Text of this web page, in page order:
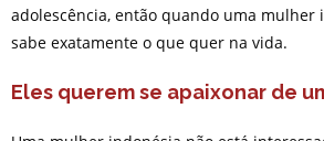
adolescência, então quando uma mulher
sabe exatamente o que quer na vida.
Eles querem se apaixonar de